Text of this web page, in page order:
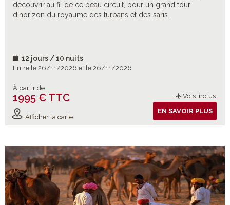
découvrir au fil de ce beau circuit, pour un grand tour
d’horizon du royaume des turbans et des saris.
12 jours / 10 nuits
Entre le 26/11/2026 et le 26/11/2026
À partir de
1995 € TTC Vols inclus
Afficher la carte
EN SAVOIR PLUS